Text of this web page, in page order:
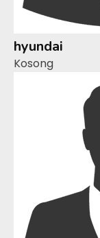
hyundai
Kosong